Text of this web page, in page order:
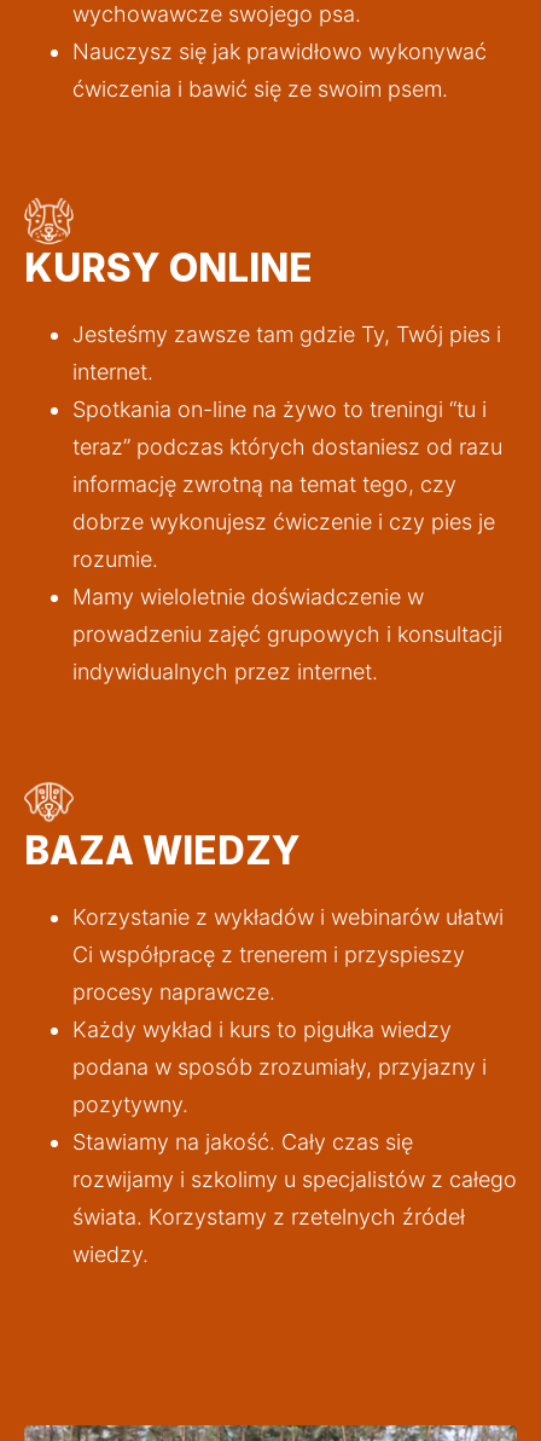
wychowawcze swojego psa.
Nauczysz się jak prawidłowo wykonywać
ćwiczenia i bawić się ze swoim psem.
KURSY ONLINE
Jesteśmy zawsze tam gdzie Ty, Twój pies i
internet.
Spotkania on-line na żywo to treningi “tu i
teraz” podczas których dostaniesz od razu
informację zwrotną na temat tego, czy
dobrze wykonujesz ćwiczenie i czy pies je
rozumie.
Mamy wieloletnie doświadczenie w
prowadzeniu zajęć grupowych i konsultacji
indywidualnych przez internet.
BAZA WIEDZY
Korzystanie z wykładów i webinarów ułatwi
Ci współpracę z trenerem i przyspieszy
procesy naprawcze.
Każdy wykład i kurs to pigułka wiedzy
podana w sposób zrozumiały, przyjazny i
pozytywny.
Stawiamy na jakość. Cały czas się
rozwijamy i szkolimy u specjalistów z całego
świata. Korzystamy z rzetelnych źródeł
wiedzy.